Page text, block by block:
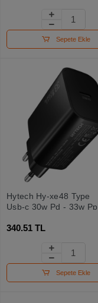
Sepete Ekle
Hytech Hy-xe48 Type
Usb-c 30w Pd - 33w Pps
340.51 TL
Sepete Ekle